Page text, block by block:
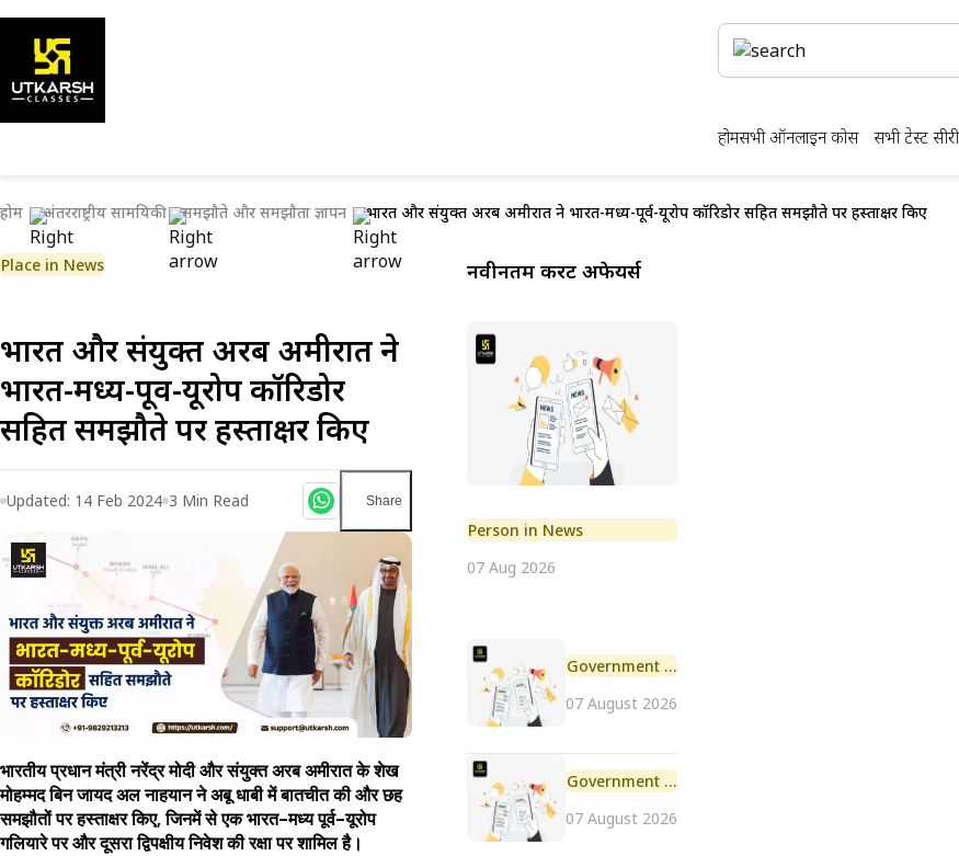
होमसभी ऑनलाइन कोर्स सभी टेस्ट
होम अंतरराष्ट्रीय सामयिकी समझौते और समझौता ज्ञापन भारत और संयुक्त अरब अमीरात ने भारत-मध्य-पूर्व-यूरोप कॉरिडोर सहित समझौते पर हस्ताक्षर किए
Place in News
भारत और संयुक्त अरब अमीरात ने
भारत-मध्य-पूर्व-यूरोप कॉरिडोर
सहित समझौते पर हस्ताक्षर किए
Updated: 14 Feb 2024 3 Min Read Share
भारतीय प्रधान मंत्री नरेंद्र मोदी और संयुक्त अरब अमीरात के शेख
मोहम्मद बिन जायद अल नाहयान ने अबू धाबी में बातचीत की और छह
समझौतों पर हस्ताक्षर किए, जिनमें से एक भारत-मध्य पूर्व-यूरोप
गलियारे पर और दूसरा द्विपक्षीय निवेश की रक्षा पर शामिल है।
नवीनतम करेंट अफेयर्स
Person in News
07 Aug 2026
Government Initiative
07 August 2026
Government Scheme
07 August 2026